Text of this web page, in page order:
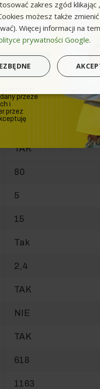
1 / 230 / 50
150
450
mosiężna
30
2,7
TAK
80
5
15
Tak
2,4
TAK
NIE
TAK
618
1163
zakres zgód klikając
możesz także
Więcej informacji na
prywatności Google.
przeze
i
przez